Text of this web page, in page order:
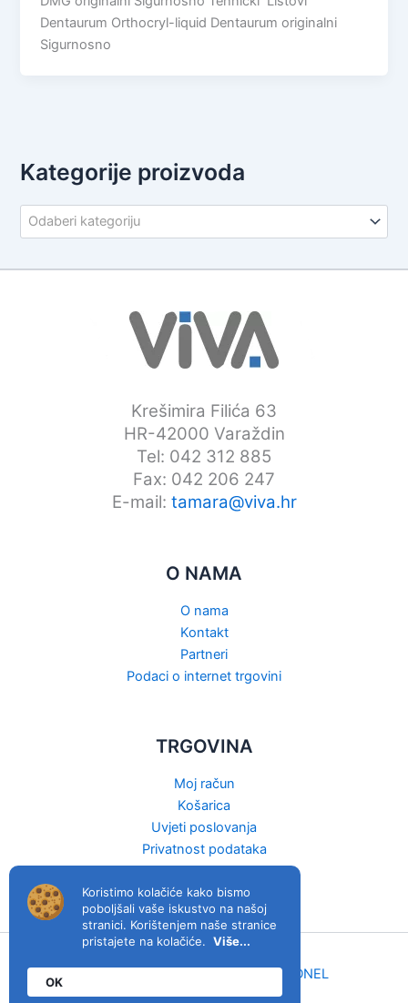
Dentaurum Orthocryl-liquid Dentaurum originalni
Sigurnosno
Kategorije proizvoda
Odaberi kategoriju
Koristimo kolačiće kako bismo
poboljšali vaše iskustvo na našoj
stranici. Korištenjem naše stranice
pristajete na kolačiće. Više...
OK
Krešimira Filića 63
HR-42000 Varaždin
Tel: 042 312 885
Fax: 042 206 247
E-mail: tamara@viva.hr
O NAMA
O nama
Kontakt
Partneri
Podaci o internet trgovini
TRGOVINA
Moj račun
Košarica
Uvjeti poslovanja
Privatnost podataka
MIDNEL